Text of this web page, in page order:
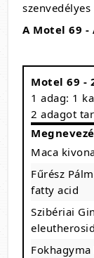
A Motel 69
Motel 69 -
1 adag: 1
2 adagot
Maca
Fűrész
fatty acid
Szibériai